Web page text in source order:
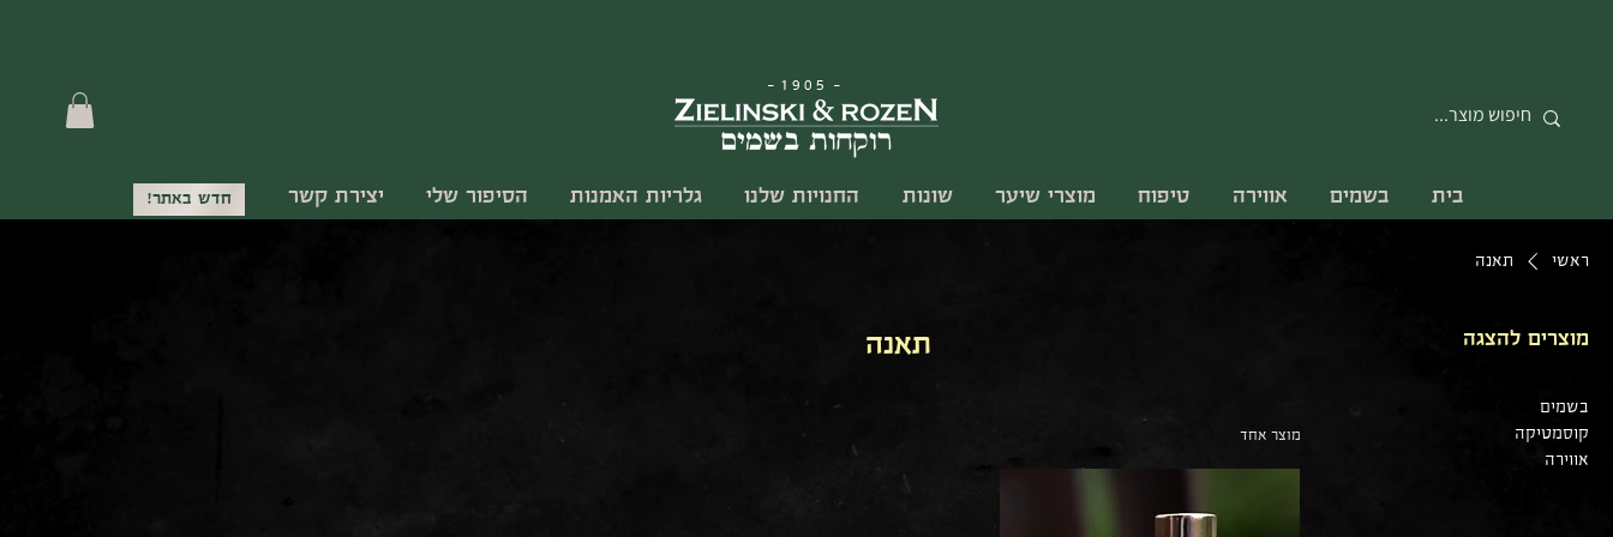
- 1905 -
חדש באתר! בית בשמים אווירה טיפוח מוצרי שיער שונות החנויות שלנו גלריות האמנות הסיפור שלי יצירת קשר
ראשי תאנה
מוצרים להצגה
בשמים
קוסמטיקה
אווירה
תאנה
מוצר אחד